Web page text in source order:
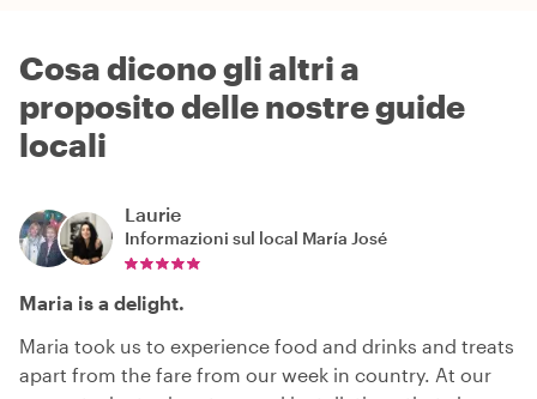
Cosa dicono gli altri a
proposito delle nostre guide
locali
Laurie
Informazioni sul local María José
Maria is a delight.
Maria took us to experience food and drinks and treats
apart from the fare from our week in country. At our